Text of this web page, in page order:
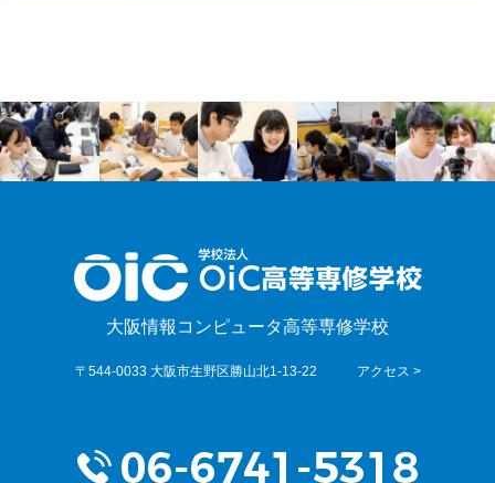
大阪情報コンピュータ高等専修学校
〒544-0033 大阪市生野区勝山北1-13-22 アクセス >